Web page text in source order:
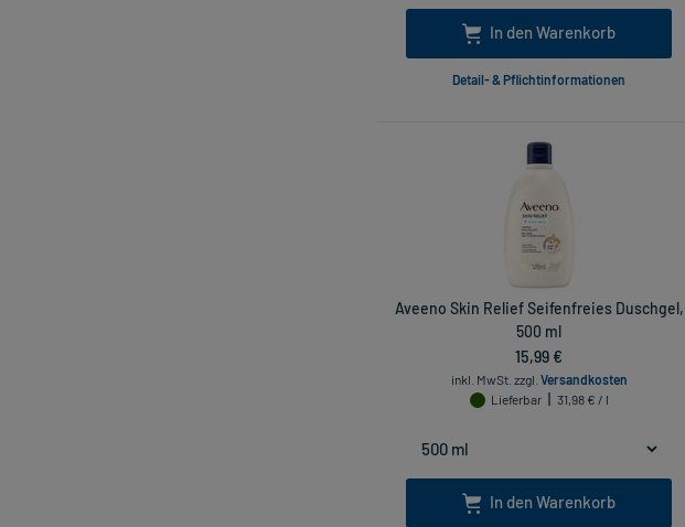
In den Warenkorb
Detail- & Pflichtinformationen
Aveeno Skin Relief Seifenfreies Duschgel,
500 ml
15,99 €
inkl. MwSt. zzgl. Versandkosten
Lieferbar
31,98 € / l
In den Warenkorb